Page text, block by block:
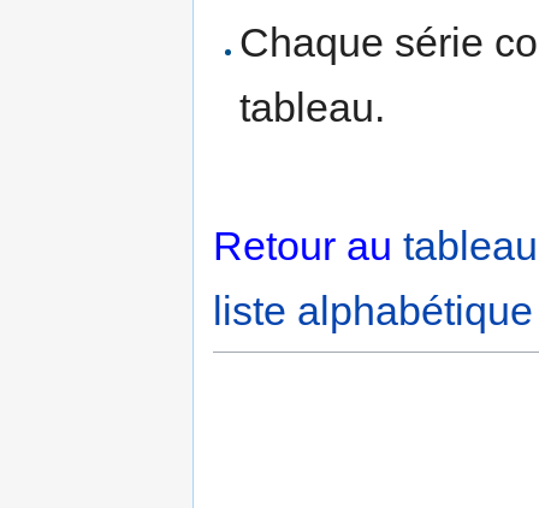
Chaque série
tableau.
Retour au
liste